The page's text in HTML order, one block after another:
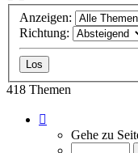
Anzeigen:
Richtung:
418 Themen
von
Gehe zu